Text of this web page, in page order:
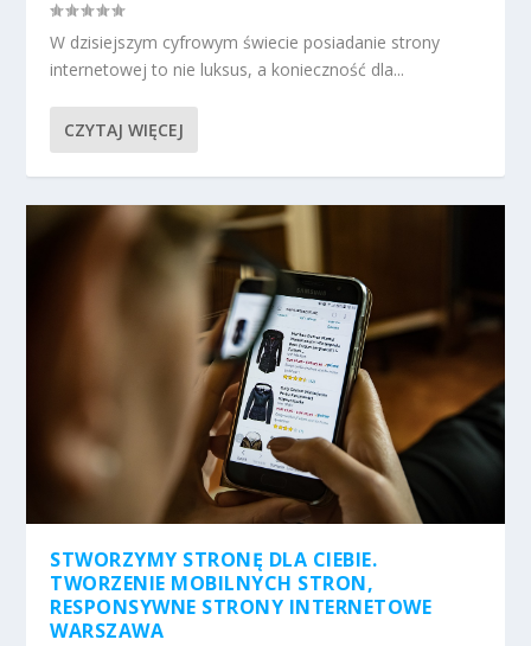
W dzisiejszym cyfrowym świecie posiadanie strony
internetowej to nie luksus, a konieczność dla...
CZYTAJ WIĘCEJ
STWORZYMY STRONĘ DLA CIEBIE.
TWORZENIE MOBILNYCH STRON,
RESPONSYWNE STRONY INTERNETOWE
WARSZAWA